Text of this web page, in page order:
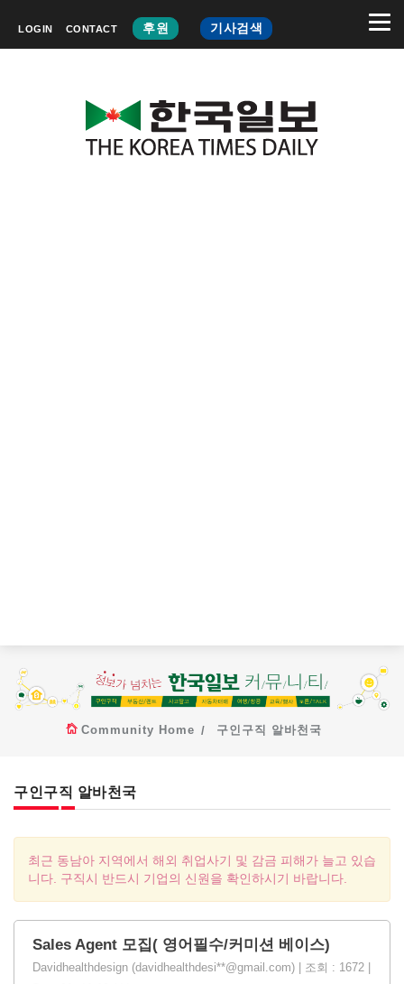
LOGIN CONTACT 후원 기사검색
Community Home 구인구직 알바천국
구인구직 알바천국
최근 동남아 지역에서 해외 취업사기 및 감금 피해가 늘고 있습
니다. 구직시 반드시 기업의 신원을 확인하시기 바랍니다.
Sales Agent 모집( 영어필수/커미션 베이스)
Davidhealthdesign (davidhealthdesi**@gmail.com) | 조회 : 1672 |